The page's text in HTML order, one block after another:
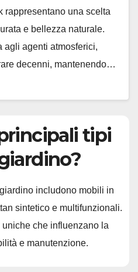
rappresentano una scelta
e bellezza naturale.
agli agenti atmosferici,
decenni, mantenendo…
tipi
includono mobili in
sintetico e multifunzionali.
che influenzano la
e manutenzione.